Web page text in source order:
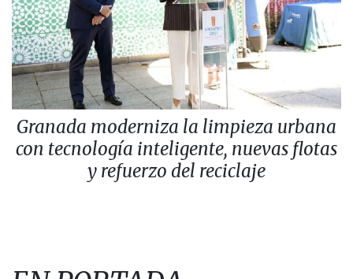
Granada moderniza la limpieza urbana
con tecnología inteligente, nuevas flotas
y refuerzo del reciclaje